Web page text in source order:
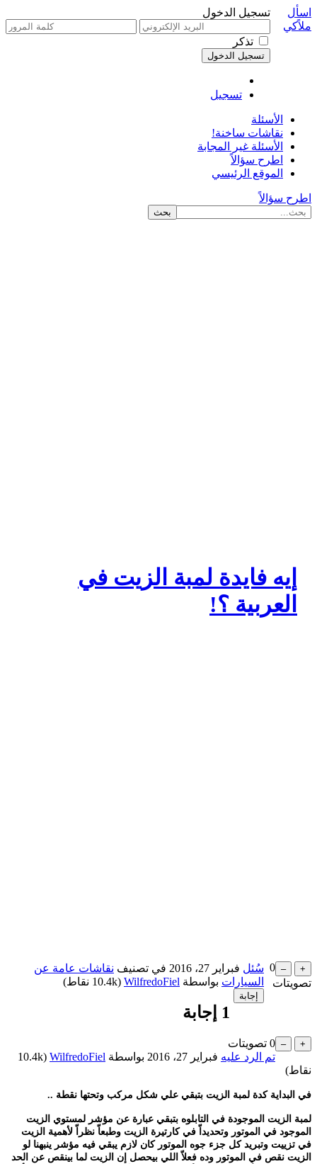
تسجيل الدخول
تذكر
تسجيل
اسأل
ملاًكي
الأسئلة
نقاشات ساخنة!
الأسئلة غير المجابة
اطرح سؤالاً
الموقع الرئيسي
اطرح سؤالاً
إيه فايدة لمبة الزيت في
العربية ؟!
0
تصويتات
سُئل فبراير 27، 2016 في تصنيف نقاشات عامة عن
السيارات بواسطة WilfredoFiel
(
10.4k نقاط)
1 إجابة
0 تصويتات
تم الرد عليه فبراير 27، 2016 بواسطة WilfredoFiel
(
10.4k
نقاط)
في البداية كدة لمبة الزيت بتبقي علي شكل مركب وتحتها نقطة ..
لمبة الزيت الموجودة في التابلوه بتبقي عبارة عن مؤشر لمستوي الزيت
الموجود في الموتور وتحديداّ في كارتيرة الزيت وطبعاّ نظراّ لأهمية الزيت
في تزييت وتبريد كل جزء جوه الموتور كان لازم يبقي فيه مؤشر ينبهنا لو
الزيت نقص في الموتور وده فعلاّ اللي بيحصل إن الزيت لما بينقص عن الحد